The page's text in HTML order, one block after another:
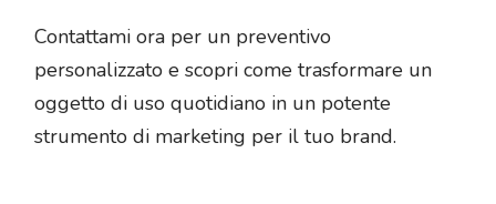
Contattami ora per un preventivo
personalizzato e scopri come trasformare un
oggetto di uso quotidiano in un potente
strumento di marketing per il tuo brand.